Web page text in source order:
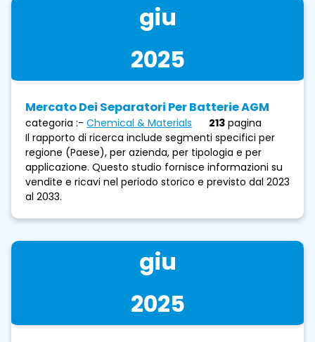
giu
2025
Mercato Dei Separatori Per Batterie AGM
categoria :- Chemical & Materials 213 pagina
Il rapporto di ricerca include segmenti specifici per
regione (Paese), per azienda, per tipologia e per
applicazione. Questo studio fornisce informazioni su
vendite e ricavi nel periodo storico e previsto dal 2023
al 2033.
giu
2025